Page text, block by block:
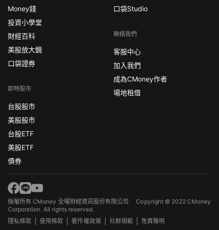
Money錢
投資小學堂
財經百科
美股放大鏡
口袋證券
即時股市
台股股市
美股股市
台股ETF
美股ETF
債券
口袋Studio
聯絡我們
客服中心
加入我們
成為CMoney作者
場地租借
版權所有 CMoney 全曜財經資訊股份有限公司Copyright © 2022 CMoney
Corporation. All rights reserved.
隱私條款
使用條款 著作權政策 社群規範 免責聲明